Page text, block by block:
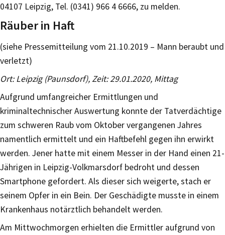
04107 Leipzig, Tel. (0341) 966 4 6666, zu melden.
Räuber in Haft
(siehe Pressemitteilung vom 21.10.2019 – Mann beraubt und
verletzt)
Ort: Leipzig (Paunsdorf), Zeit: 29.01.2020, Mittag
Aufgrund umfangreicher Ermittlungen und
kriminaltechnischer Auswertung konnte der Tatverdächtige
zum schweren Raub vom Oktober vergangenen Jahres
namentlich ermittelt und ein Haftbefehl gegen ihn erwirkt
werden. Jener hatte mit einem Messer in der Hand einen 21-
Jährigen in Leipzig-Volkmarsdorf bedroht und dessen
Smartphone gefordert. Als dieser sich weigerte, stach er
seinem Opfer in ein Bein. Der Geschädigte musste in einem
Krankenhaus notärztlich behandelt werden.
Am Mittwochmorgen erhielten die Ermittler aufgrund von